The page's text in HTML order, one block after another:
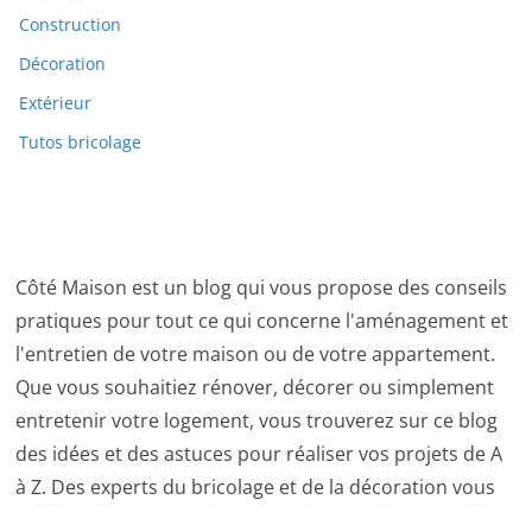
Construction
Décoration
Extérieur
Tutos bricolage
Côté Maison est un blog qui vous propose des conseils
pratiques pour tout ce qui concerne l'aménagement et
l'entretien de votre maison ou de votre appartement.
Que vous souhaitiez rénover, décorer ou simplement
entretenir votre logement, vous trouverez sur ce blog
des idées et des astuces pour réaliser vos projets de A
à Z. Des experts du bricolage et de la décoration vous